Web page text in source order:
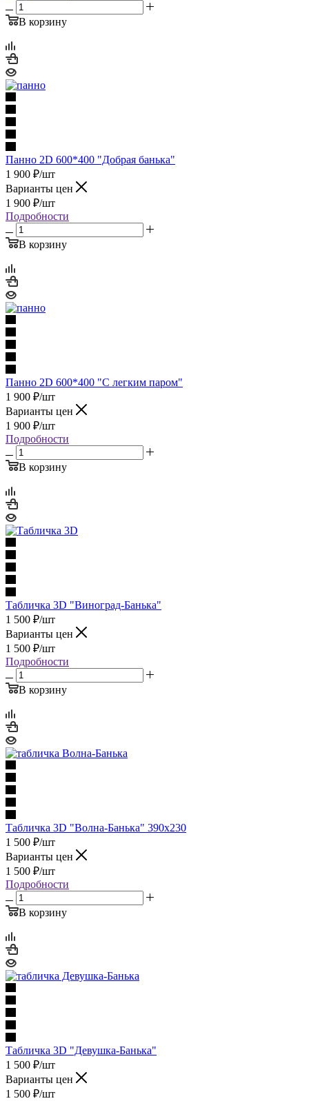
В корзину
Панно 2D 600*400 "Добрая банька"
1 900 ₽/шт
Варианты цен
1 900 ₽/шт
Подробности
В корзину
Панно 2D 600*400 "С легким паром"
1 900 ₽/шт
Варианты цен
1 900 ₽/шт
Подробности
В корзину
Табличка 3D "Виноград-Банька"
1 500 ₽/шт
Варианты цен
1 500 ₽/шт
Подробности
В корзину
Табличка 3D "Волна-Банька" 390х230
1 500 ₽/шт
Варианты цен
1 500 ₽/шт
Подробности
В корзину
Табличка 3D "Девушка-Банька"
1 500 ₽/шт
Варианты цен
1 500 ₽/шт